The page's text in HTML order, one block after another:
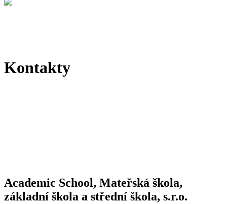
Kontakty
Academic School, Mateřská škola,
základní škola a střední škola, s.r.o.